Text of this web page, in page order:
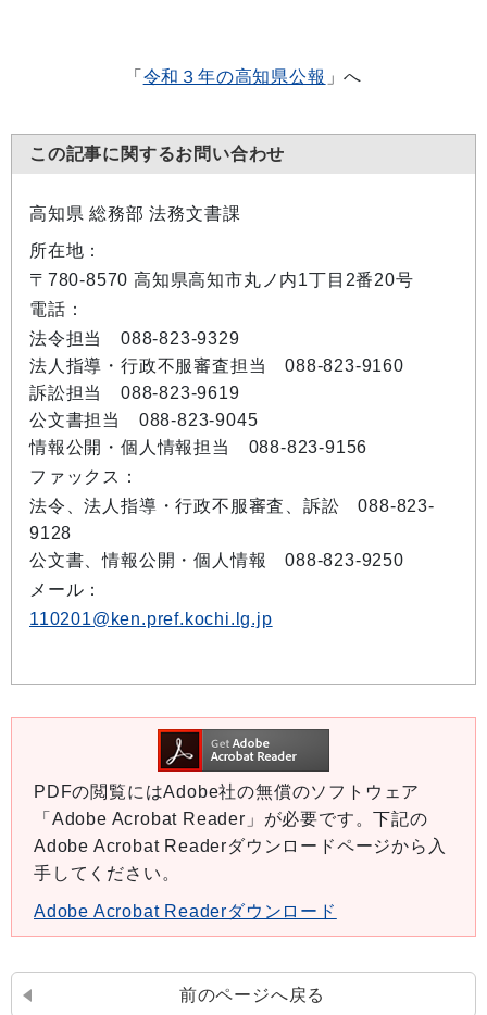
「 令和３年の高知県公報 」へ
この記事に関するお問い合わせ
高知県 総務部 法務文書課
所在地：
〒780-8570 高知県高知市丸ノ内1丁目2番20号
電話：
法令担当 088-823-9329
法人指導・行政不服審査担当 088-823-9160
訴訟担当 088-823-9619
公文書担当 088-823-9045
情報公開・個人情報担当 088-823-9156
ファックス：
法令、法人指導・行政不服審査、訴訟 088-823-
9128
公文書、情報公開・個人情報 088-823-9250
メール：
110201@ken.pref.kochi.lg.jp
PDFの閲覧にはAdobe社の無償のソフトウェア
「Adobe Acrobat Reader」が必要です。下記の
Adobe Acrobat Readerダウンロードページから入
手してください。
Adobe Acrobat Readerダウンロード
前のページへ戻る